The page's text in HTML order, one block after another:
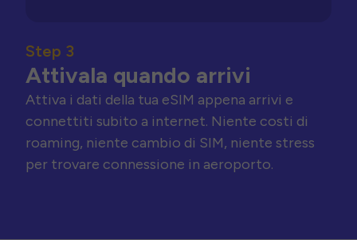
Step 3
Attivala quando arrivi
Attiva i dati della tua eSIM appena arrivi e
connettiti subito a internet. Niente costi di
roaming, niente cambio di SIM, niente stress
per trovare connessione in aeroporto.